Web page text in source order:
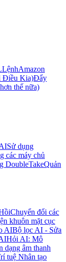
LệnhAmazon
Điều Kia)Đẩy
thế nữa)
Sử dụng
các máy chủ
DoubleTakeQuản
Chuyển đổi các
khuôn mặt cục
AIBộ lọc AI - Sửa
Hỏi AI: Mô
dạng âm thanh
tuệ Nhân tạo